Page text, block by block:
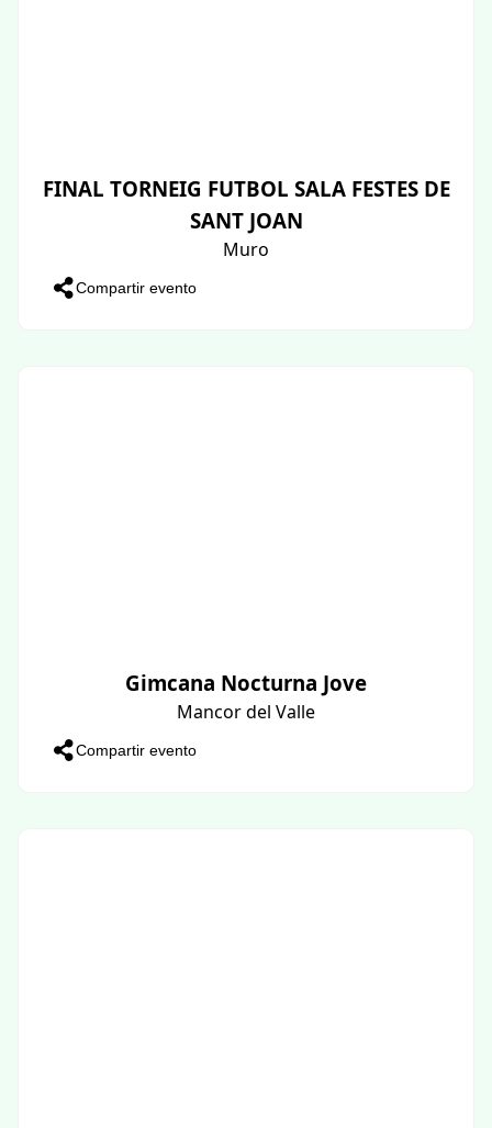
FINAL TORNEIG FUTBOL SALA FESTES DE
SANT JOAN
Muro
Compartir evento
Gimcana Nocturna Jove
Mancor del Valle
Compartir evento